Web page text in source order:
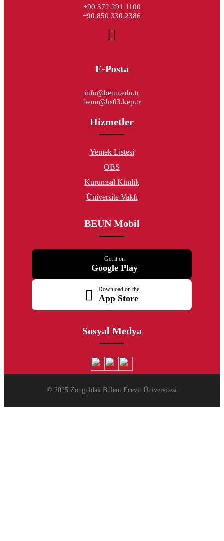
+90 372 291 1100
+90 850 330 2386
E-Posta
info@beun.edu.tr
beun@hs03.kep.tr
Hizmetler
Yemek Listesi
OBS
Kurumsal Kimlik
Üniversite Vakfı
BEUN Mobil
Get it on
Google Play
Download on the
App Store
Sosyal Medya
© 2025 Zonguldak Bülent Ecevit Üniversitesi